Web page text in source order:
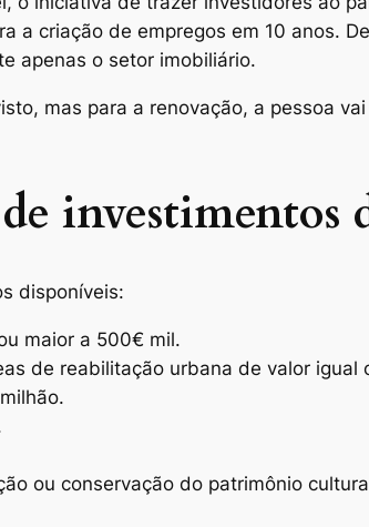
a criação de empregos em 10 anos.
apenas o setor imobiliário.
mas para a renovação, a pessoa
investimentos
disponíveis:
maior a 500€ mil.
de reabilitação urbana de valor igual
ou conservação do patrimônio